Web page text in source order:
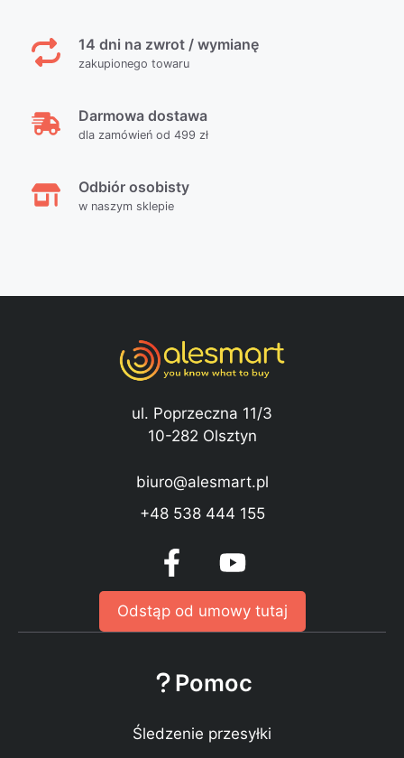
14 dni na zwrot / wymianę
zakupionego towaru
Darmowa dostawa
dla zamówień od 499 zł
Odbiór osobisty
w naszym sklepie
ul. Poprzeczna 11/3
10-282 Olsztyn
biuro@alesmart.pl
+48 538 444 155
Odstąp od umowy tutaj
Pomoc
Śledzenie przesyłki